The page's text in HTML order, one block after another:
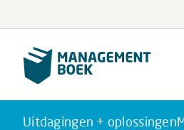
Uitdagingen + oplossingen